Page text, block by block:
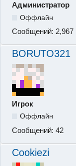
Администратор
Оффлайн
Сообщений: 2,967
BORUTO321
Игрок
Оффлайн
Сообщений: 42
Cookiezi